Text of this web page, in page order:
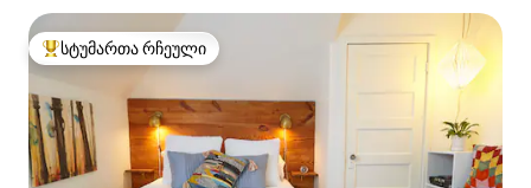
სტუმართა რჩეული მოწინავე ვარიანტი
სტუმართა რჩეული